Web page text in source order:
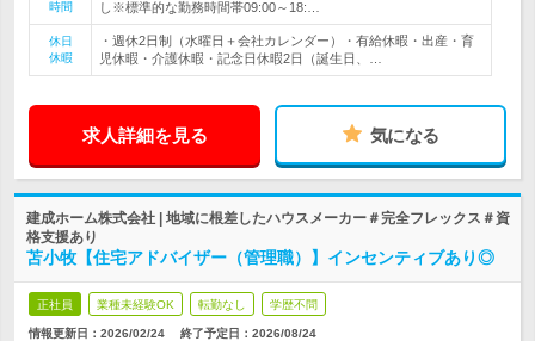
時間
し※標準的な勤務時間帯09:00～18:…
休日
休暇
・週休2日制（水曜日＋会社カレンダー）・有給休暇・出産・育
児休暇・介護休暇・記念日休暇2日（誕生日、…
求人詳細を見る 気になる
建成ホーム株式会社 | 地域に根差したハウスメーカー＃完全フレックス＃資
格支援あり
苫小牧【住宅アドバイザー（管理職）】インセンティブあり◎
正社員 業種未経験OK 転勤なし 学歴不問
情報更新日：2026/02/24 終了予定日： 2026/08/24